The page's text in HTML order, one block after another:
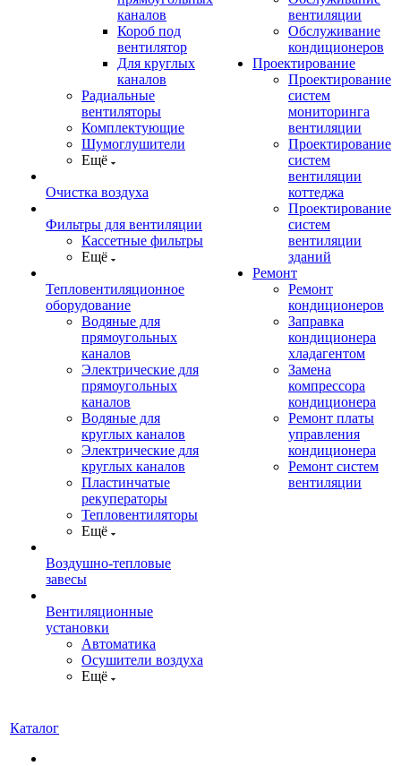
каналов
Короб под
вентилятор
Для круглых
каналов
Радиальные
вентиляторы
Комплектующие
Шумоглушители
Ещё
Очистка воздуха
Фильтры для вентиляции
Кассетные фильтры
Ещё
Тепловентиляционное
оборудование
Водяные для
прямоугольных
каналов
Электрические для
прямоугольных
каналов
Водяные для
круглых каналов
Электрические для
круглых каналов
Пластинчатые
рекуператоры
Тепловентиляторы
Ещё
Воздушно-тепловые
завесы
Вентиляционные
установки
Автоматика
Осушители воздуха
Ещё
вентиляции
Обслуживание
кондиционеров
Проектирование
Проектирование
систем
мониторинга
вентиляции
Проектирование
систем
вентиляции
коттеджа
Проектирование
систем
вентиляции
зданий
Ремонт
Ремонт
кондиционеров
Заправка
кондиционера
хладагентом
Замена
компрессора
кондиционера
Ремонт платы
управления
кондиционера
Ремонт систем
вентиляции
Каталог